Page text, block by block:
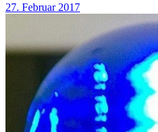
27. Februar 2017